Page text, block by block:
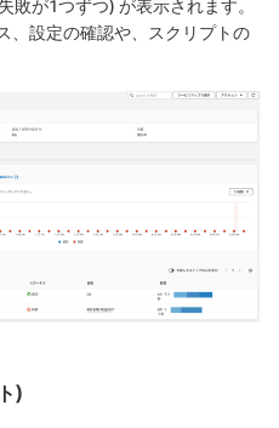
敗が1つずつ) が表示されます。
、設定の確認や、スクリプトの
)